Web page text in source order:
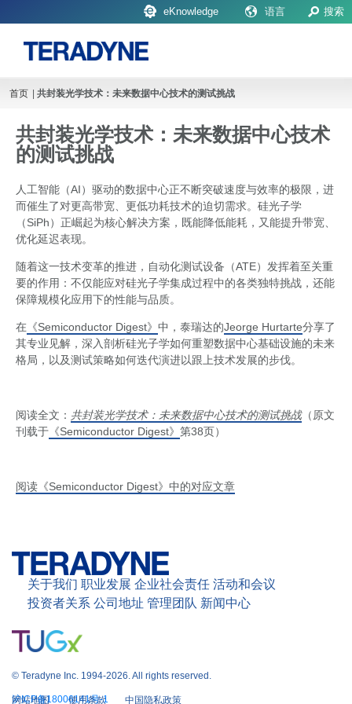
eKnowledge 语言 搜索
首页 共封装光学技术：未来数据中心技术的测试挑战
共封装光学技术：未来数据中心技术
的测试挑战
人工智能（AI）驱动的数据中心正不断突破速度与效率的极限，进
而催生了对更高带宽、更低功耗技术的迫切需求。硅光子学
（SiPh）正崛起为核心解决方案，既能降低能耗，又能提升带宽、
优化延迟表现。
随着这一技术变革的推进，自动化测试设备（ATE）发挥着至关重
要的作用：不仅能应对硅光子学集成过程中的各类独特挑战，还能
保障规模化应用下的性能与品质。
在 《Semiconductor Digest》 中，泰瑞达的Jeorge Hurtarte分享了
其专业见解，深入剖析硅光子学如何重塑数据中心基础设施的未来
格局，以及测试策略如何迭代演进以跟上技术发展的步伐。
阅读全文： 共封装光学技术： 未来数据中心技术的测试挑战（原文
刊载于 《Semiconductor Digest》 第38页）
阅读《Semiconductor Digest》中的对应文章
关于我们 职业发展 企业社会责任 活动和会议
投资者关系 公司地址 管理团队 新闻中心
© Teradyne Inc. 1994-2026. All rights reserved.
沪ICP备18006141号-1
网站地图 使用条款 中国隐私政策